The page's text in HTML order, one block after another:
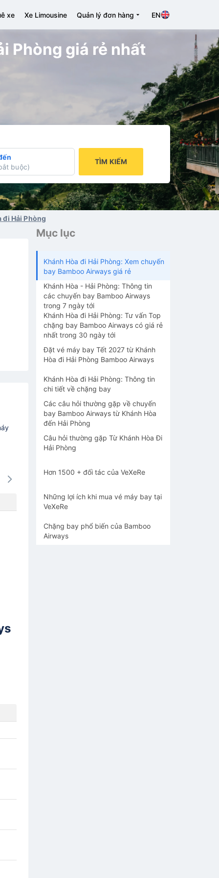
xe Xe Limousine Quản lý đơn hàng EN
Phòng giá rẻ nhất
buộc)
TÌM KIẾM
đi Hải Phòng
15/08
16/08
Mục lục
Khánh Hòa đi Hải Phòng: Xem chuyến
bay Bamboo Airways giá rẻ
Khánh Hòa - Hải Phòng: Thông tin
các chuyến bay Bamboo Airways
trong 7 ngày tới
Khánh Hòa đi Hải Phòng: Tư vấn Top
chặng bay Bamboo Airways có giá rẻ
nhất trong 30 ngày tới
Đặt vé máy bay Tết 2027 từ Khánh
Hòa đi Hải Phòng Bamboo Airways
Khánh Hòa đi Hải Phòng: Thông tin
chi tiết về chặng bay
Các câu hỏi thường gặp về chuyến
bay Bamboo Airways từ Khánh Hòa
đến Hải Phòng
Câu hỏi thường gặp Từ Khánh Hòa Đi
Hải Phòng
Hơn 1500 + đối tác của VeXeRe
Những lợi ích khi mua vé máy bay tại
VeXeRe
Chặng bay phổ biến của Bamboo
Airways